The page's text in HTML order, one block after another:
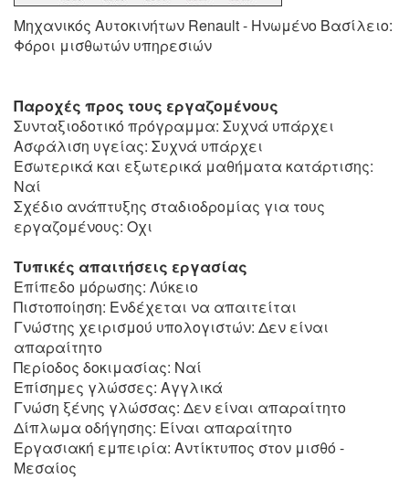
Μηχανικός Αυτοκινήτων Renault - Ηνωμένο Βασίλειο:
Φόροι μισθωτών υπηρεσιών
Παροχές προς τους εργαζομένους
Συνταξιοδοτικό πρόγραμμα: Συχνά υπάρχει
Ασφάλιση υγείας: Συχνά υπάρχει
Εσωτερικά και εξωτερικά μαθήματα κατάρτισης:
Ναί
Σχέδιο ανάπτυξης σταδιοδρομίας για τους
εργαζομένους: Οχι
Τυπικές απαιτήσεις εργασίας
Επίπεδο μόρωσης: Λύκειο
Πιστοποίηση: Ενδέχεται να απαιτείται
Γνώστης χειρισμού υπολογιστών: Δεν είναι
απαραίτητο
Περίοδος δοκιμασίας: Ναί
Επίσημες γλώσσες: Αγγλικά
Γνώση ξένης γλώσσας: Δεν είναι απαραίτητο
Δίπλωμα οδήγησης: Είναι απαραίτητο
Εργασιακή εμπειρία: Αντίκτυπος στον μισθό -
Μεσαίος